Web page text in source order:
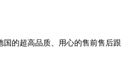
的超高品质、用心的售前售后跟